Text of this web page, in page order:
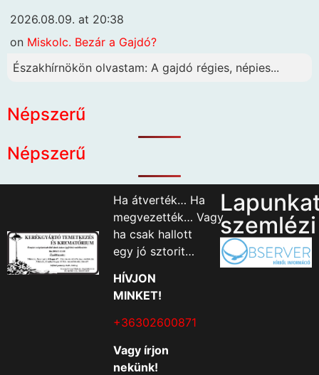
2026.08.09. at 20:38
on Miskolc. Bezár a Gajdó?
Északhírnökön olvastam: A gajdó régies, népies...
Népszerű
Népszerű
Ha átverték… Ha
megvezették… Vagy
ha csak hallott
egy jó sztorit…
HÍVJON
MINKET!
+36302600871
Vagy írjon
nekünk!
szemlézi